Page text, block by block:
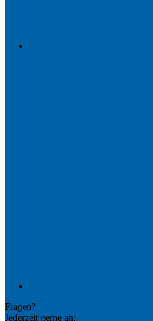
Fragen?
Jederzeit gerne an: